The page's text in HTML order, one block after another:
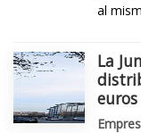
al
La
euros